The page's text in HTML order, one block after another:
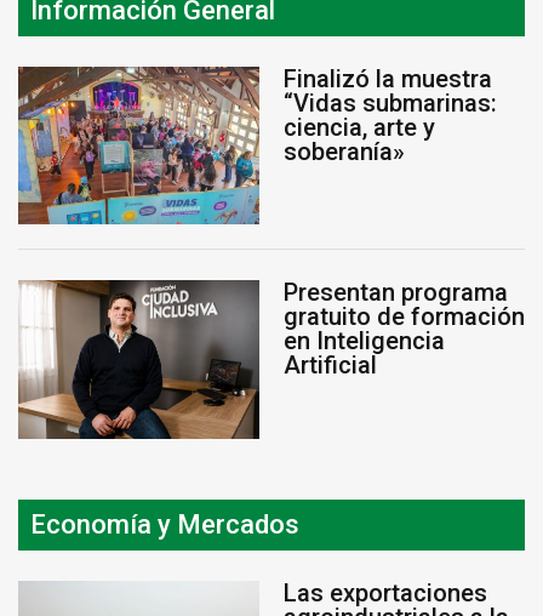
Información General
Finalizó la muestra
“Vidas submarinas:
ciencia, arte y
soberanía»
Presentan programa
gratuito de formación
en Inteligencia
Artificial
Economía y Mercados
Las exportaciones